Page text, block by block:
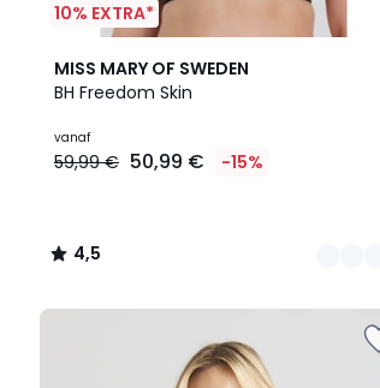
10% EXTRA*
MISS MARY OF SWEDEN
BH Freedom Skin
vanaf
59,99 € 50,99 € -15%
4,5
/ 5
2
Kleuren
4,5
/